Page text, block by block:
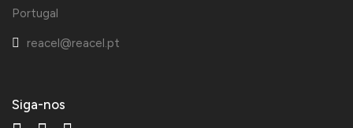
Portugal
reacel@reacel.pt
Siga-nos